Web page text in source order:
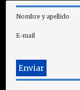
Nombre y apellido
E-mail